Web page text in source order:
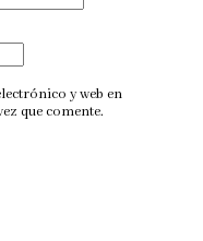
y web en
que comente.